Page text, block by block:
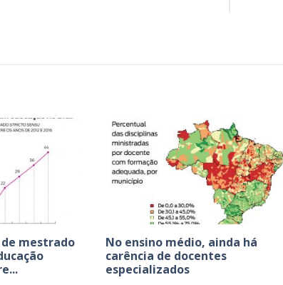
mestrado
No ensino médio, ainda há
carência de docentes
especializados